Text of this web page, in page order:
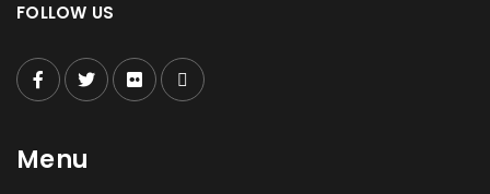
FOLLOW US
Menu